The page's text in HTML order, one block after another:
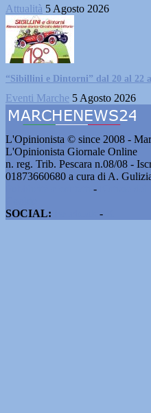
Attualità 5 Agosto 2026
“Sibillini e Dintorni” dal 20 al 22
Eventi Marche 5 Agosto 2026
L'Opinionista © since 2008 -
L'Opinionista Giornale Online
n. reg. Trib. Pescara n.08/08 -
01873660680 a cura di A.
-
SOCIAL:
-